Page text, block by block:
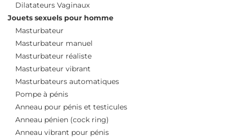
Dilatateurs Vaginaux
Jouets sexuels pour homme
Masturbateur
Masturbateur manuel
Masturbateur réaliste
Masturbateur vibrant
Masturbateurs automatiques
Pompe à pénis
Anneau pour pénis et testicules
Anneau pénien (cock ring)
Anneau vibrant pour pénis